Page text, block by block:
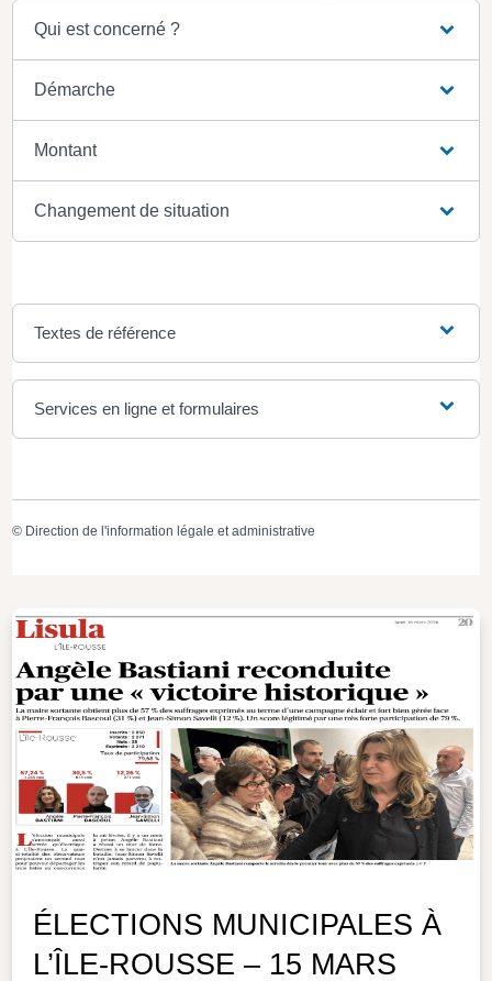
Qui est concerné ?
Démarche
Montant
Changement de situation
Textes de référence
Services en ligne et formulaires
© Direction de l'information légale et administrative
ÉLECTIONS MUNICIPALES À
L’ÎLE-ROUSSE – 15 MARS